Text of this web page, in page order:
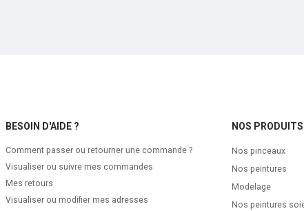
BESOIN D'AIDE ?
Comment passer ou retourner une commande ?
Visualiser ou suivre mes commandes
Mes retours
Visualiser ou modifier mes adresses
NOS PRODUITS
Nos pinceaux
Nos peintures
Modelage
Nos peintures